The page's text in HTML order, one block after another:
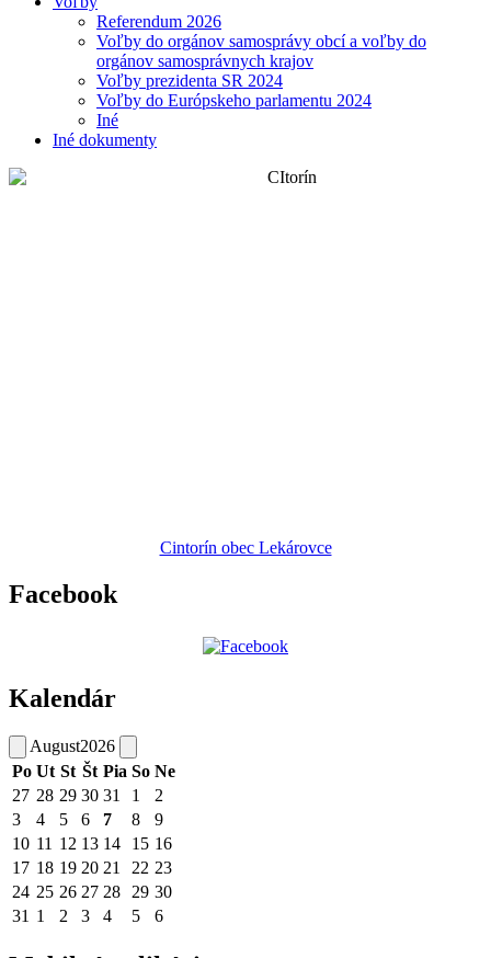
Referendum 2026
Voľby do orgánov samosprávy obcí a voľby do
orgánov samosprávnych krajov
Voľby prezidenta SR 2024
Voľby do Európskeho parlamentu 2024
Iné
Iné dokumenty
Cintorín obec Lekárovce
Facebook
Kalendár
August2026
Po Ut St Št Pia So Ne
27 28 29 30 31 1
2
3
4 5 6 7 8
9
10 11 12 13 14 15 16
17 18 19 20 21 22 23
24 25 26 27 28 29 30
31 1 2 3 4 5 6